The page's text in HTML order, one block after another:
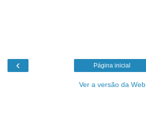
‹ Página inicial
Ver a versão da Web